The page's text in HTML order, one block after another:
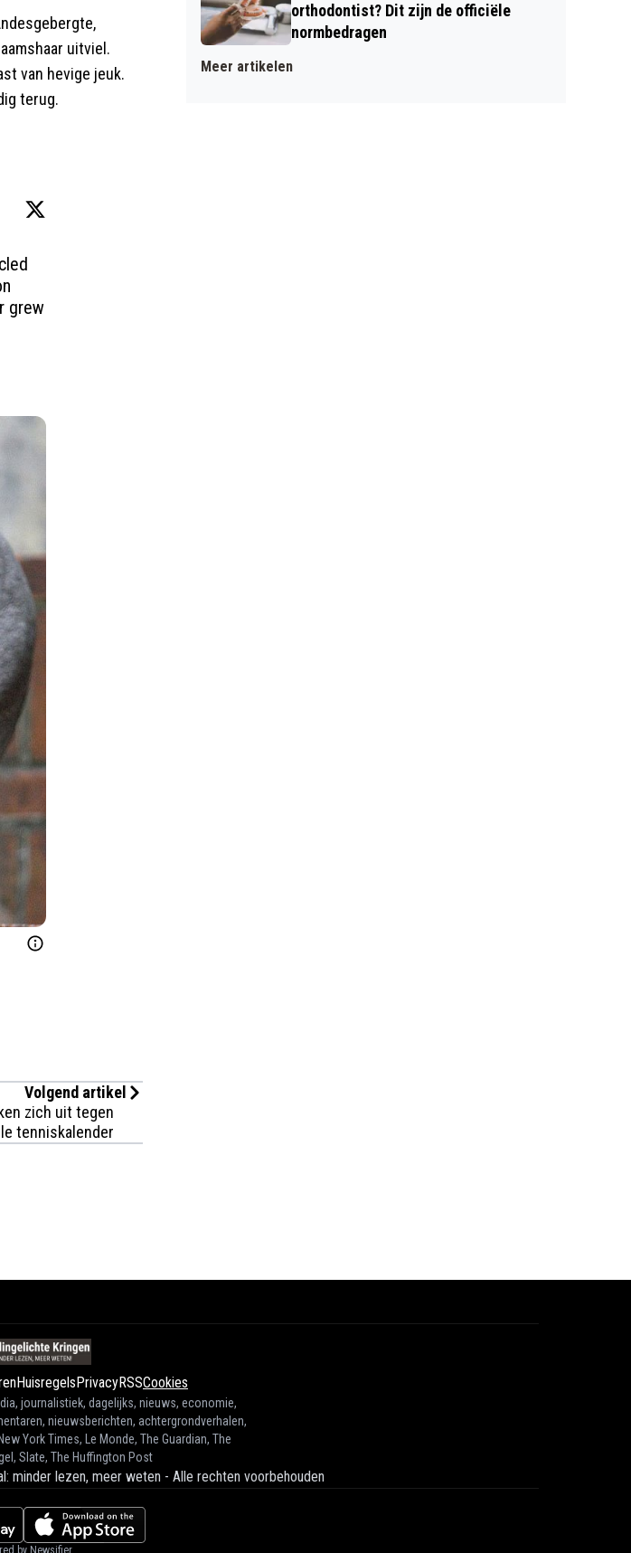
uitviel.
van hevige jeuk.
terug.
grew
Volgend artikel
zich uit tegen
tenniskalender
orthodontist? Dit zijn de officiële
normbedragen
Meer artikelen
HuisregelsPrivacyRSSCookies
journalistiek, dagelijks, nieuws, economie,
nieuwsberichten, achtergrondverhalen,
York Times, Le Monde, The Guardian, The
Slate, The Huffington Post
minder lezen, meer weten - Alle rechten voorbehouden
by Newsifier